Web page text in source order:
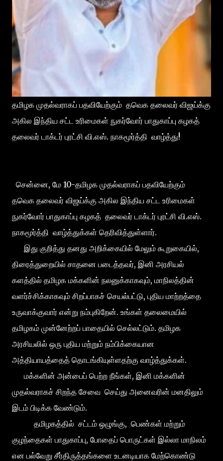
தமிழக முதல்வராகப் பதவியேற்கும் தவெக தலைவர் விஜய்க்கு
அகில இந்திய சட்ட உரிமைகள் நுகர்வோர் பாதுகாப்பு கழகத்
தலைவர் டாக்டர் புரட்சி வி.எஸ். நாகமூர்த்தி வாழ்த்து!
சென்னை, மே 10-தமிழக முதல்வராகப் பதவியேற்கும்
தவெக தலைவர் விஜய்க்கு அகில இந்திய சட்ட உரிமைகள்
நுகர்வோர் பாதுகாப்பு கழகத் தலைவர் டாக்டர் புரட்சி வி.எஸ்.
நாகமூர்த்தி வாழ்த்துக்கள் தெரிவித்துள்ளார்.
இது குறித்து தனது அறிக்கையில் மேலும் கூறுகையில்,
திரைத்துறையில் சாதனை படைத்தவர், இனி அரசியல்
களத்தில் தமிழக மக்களின் நலனுக்காகவும், மாநிலத்தின்
வளர்ச்சிக்காகவும் சிறப்பாகச் செயல்பட்டு, புதிய மாற்றத்தை
உருவாக்குவார் என்று நம்புகிறேன். உங்கள் தலைமையில்
தமிழகம் முன்னேற்றப் பாதையில் செல்லட்டும். தமிழக
அரசியலில் ஒரு புதிய மற்றும் நம்பிக்கையான
அத்தியாயத்தைத் தொடங்கியுள்ளதற்கு வாழ்த்துக்கள்.
மக்களின் அன்பைப் பெற்ற நீங்கள், இனி மக்களின்
முதல்வராகச் சிறந்த சேவை செய்து அனைவரின் மனதிலும்
இடம் பிடிக்க வேண்டும்.
தமிழகத்தில் சட்டம் ஒழுங்கு, பெண்கள் மற்றும்
குழந்தைகள் பாதுகாப்பு, போதைப் பொருட்கள் இல்லா மாநிலம்
என பல்வேறு சீர்திருத்தங்களை உடனடியாக மேற்கொண்டு